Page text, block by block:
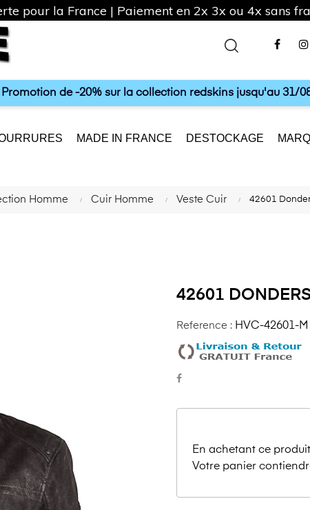
Promotion de -20% sur la collection redskins jusqu'au 31/
MADE IN FRANCE DESTOCKAGE
Homme Cuir Homme Veste Cuir 42601
42601
Reference : HVC-42601-M
En achetant ce
Votre panier
pour la France | Paiement en 2x 3x ou 4x sans